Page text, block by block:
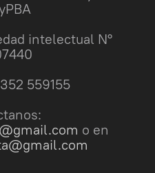
intelectual N°
559155
o en